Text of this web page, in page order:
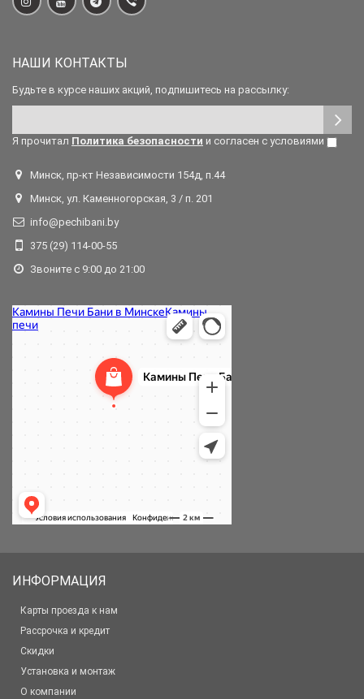
НАШИ КОНТАКТЫ
Будьте в курсе наших акций, подпишитесь на рассылку:
Я прочитал Политика безопасности и согласен с условиями
Минск, пр-кт Независимости 154д, п.44
Минск, ул. Каменногорская, 3 / п. 201
info@pechibani.by
375 (29) 114-00-55
Звоните с 9:00 до 21:00
ИНФОРМАЦИЯ
Карты проезда к нам
Рассрочка и кредит
Скидки
Установка и монтаж
О компании